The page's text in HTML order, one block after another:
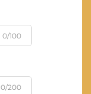
0/100
0/200